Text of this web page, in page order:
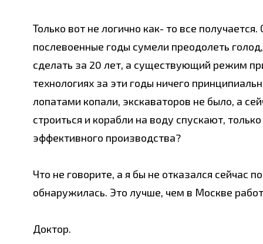
Только вот не логично как- то все
послевоенные годы сумели преодолеть
сделать за 20 лет, а существующий режим
технологиях за эти годы ничего
лопатами копали, экскаваторов не было, а
строиться и корабли на воду спускают,
эффективного производства?
Что не говорите, а я бы не отказался сейчас
обнаружилась. Это лучше, чем в Москве
Доктор.